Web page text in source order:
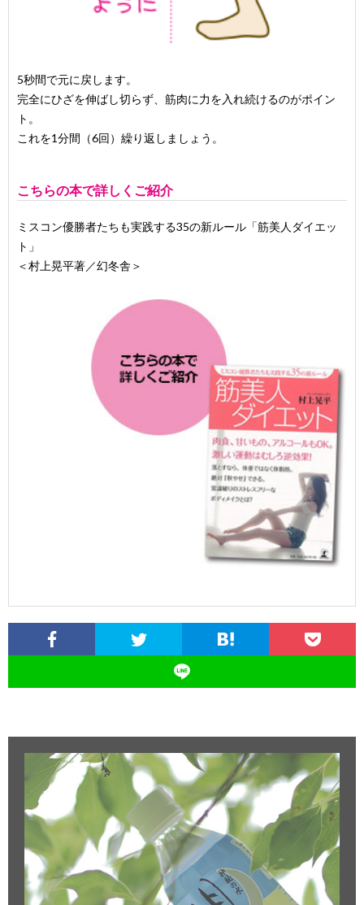
5秒間で元に戻します。
完全にひざを伸ばし切らず、筋肉に力を入れ続けるのがポイン
ト。
これを1分間（6回）繰り返しましょう。
こちらの本で詳しくご紹介
ミスコン優勝者たちも実践する35の新ルール「筋美人ダイエッ
ト」
＜村上晃平著／幻冬舎＞